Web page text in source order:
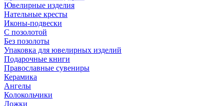
Ювелирные изделия
Нательные кресты
Иконы-подвески
С позолотой
Без позолоты
Упаковка для ювелирных изделий
Подарочные книги
Православные сувениры
Керамика
Ангелы
Колокольчики
Ложки